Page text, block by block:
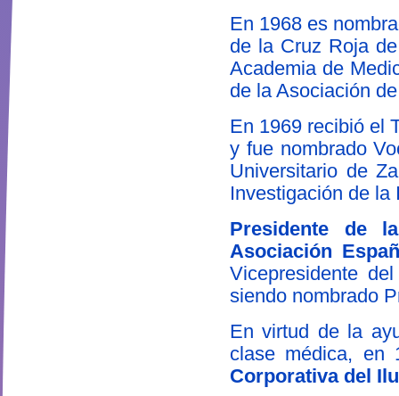
En 1968 es
de la Cruz Roja
Academia de
de la Asociación
En 1969 recibió el
y fue nombrado
Universitario de
Investigación de la
Presidente de
Asociación
Vicepresidente
siendo nombrado
En virtud de la
clase médica,
Corporativa del